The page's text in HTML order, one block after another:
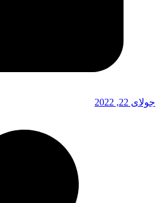
جولای 22, 2022